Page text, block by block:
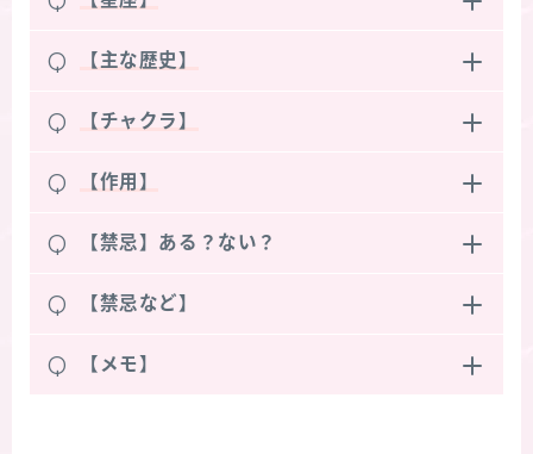
Q 【主な歴史】
Q 【チャクラ】
Q 【作用】
Q 【禁忌】ある？ない？
Q 【禁忌など】
Q 【メモ】